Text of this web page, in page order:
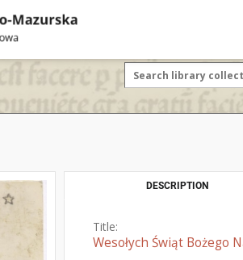
DESCRIPTION
Title:
Wesołych Świąt Bożego